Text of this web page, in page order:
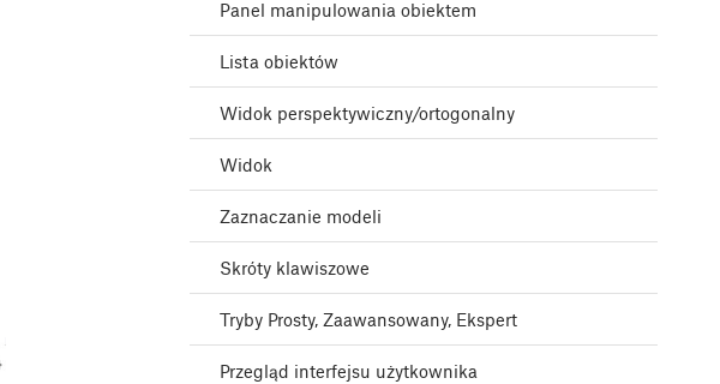
Panel manipulowania obiektem
Lista obiektów
Widok perspektywiczny/ortogonalny
Widok
Zaznaczanie modeli
Skróty klawiszowe
Tryby Prosty, Zaawansowany, Ekspert
Przegląd interfejsu użytkownika